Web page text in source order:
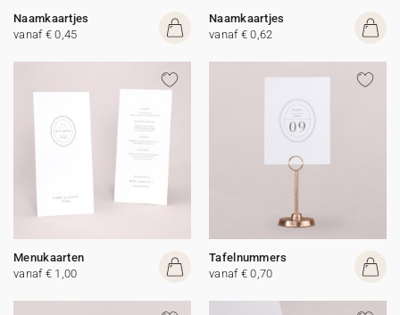
Naamkaartjes
vanaf € 0,45
Naamkaartjes
vanaf € 0,62
Menukaarten
vanaf € 1,00
Tafelnummers
vanaf € 0,70